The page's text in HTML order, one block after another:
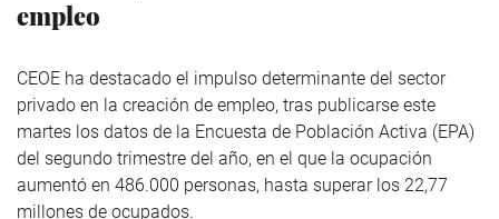
empleo
CEOE ha destacado el impulso determinante del sector
privado en la creación de empleo, tras publicarse este
martes los datos de la Encuesta de Población Activa (EPA)
del segundo trimestre del año, en el que la ocupación
aumentó en 486.000 personas, hasta superar los 22,77
millones de ocupados.